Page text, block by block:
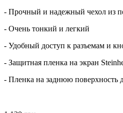
- Прочный и надежный чехол из
- Очень тонкий и легкий
- Удобный доступ к разъемам и
- Защитная пленка на экран
- Пленка на заднюю поверхность